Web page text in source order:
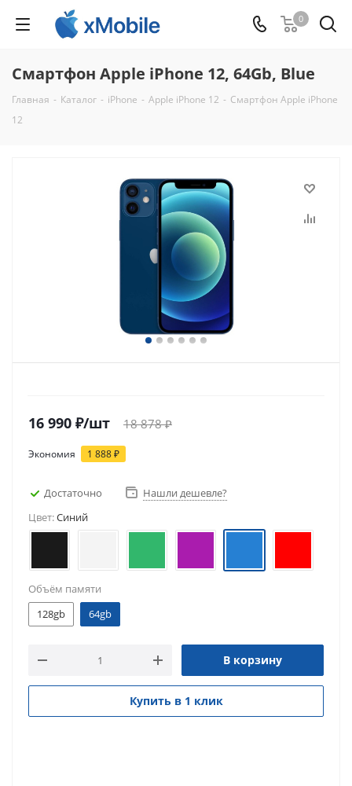
0
Смартфон Apple iPhone 12, 64Gb, Blue
Главная - Каталог - iPhone - Apple iPhone 12 - Смартфон Apple iPhone
12
16 990 ₽/шт 18 878₽
Экономия 1 888₽
Достаточно
Нашли дешевле?
Цвет:Синий
Объём памяти
128gb
64gb
В корзину
Купить в 1 клик